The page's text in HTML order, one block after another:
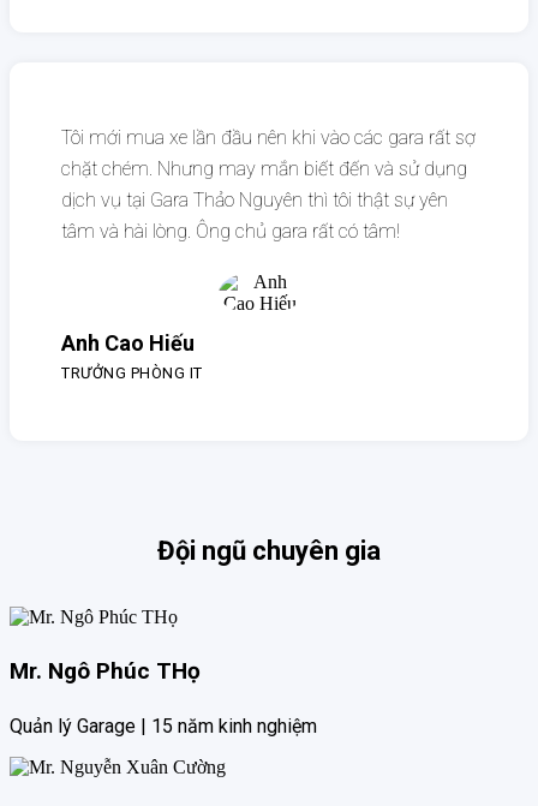
Tôi mới mua xe lần đầu nên khi vào các gara rất sợ
chặt chém. Nhưng may mắn biết đến và sử dụng
dịch vụ tại Gara Thảo Nguyên thì tôi thật sự yên
tâm và hài lòng. Ông chủ gara rất có tâm!
Anh Cao Hiếu
TRƯỞNG PHÒNG IT
Đội ngũ chuyên gia
Mr. Ngô Phúc THọ
Quản lý Garage | 15 năm kinh nghiệm